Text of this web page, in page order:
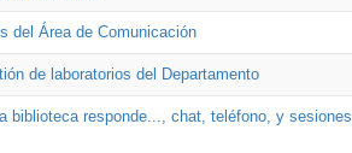
del Área de Comunicación
de laboratorios del Departamento
biblioteca responde..., chat, teléfono, y sesiones